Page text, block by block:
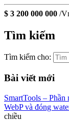
$ 3 200 000 000 /
Tìm kiếm
Tìm kiếm cho:
Bài viết mới
SmartTools –
WebP và đóng
chiều